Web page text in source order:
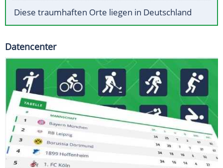
Diese traumhaften Orte liegen in Deutschland
Datencenter